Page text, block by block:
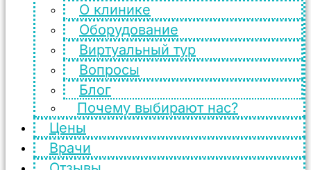
О клинике
Оборудование
Виртуальный тур
Вопросы
Блог
Почему выбирают нас?
Цены
Врачи